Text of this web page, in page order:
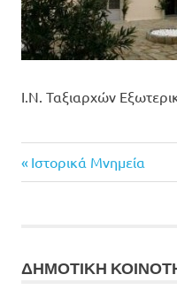
Ι.Ν. Ταξιαρχών
Πλοήγηση
Previous
Post:
Ιστορικά Μνημεία
ΔΗΜΟΤΙΚΗ